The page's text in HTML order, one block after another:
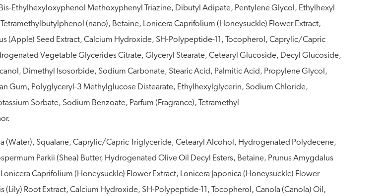
Ethylhexyloxyphenol Methoxyphenyl Triazine, Dibutyl Adipate, Pentylene Glycol, Ethylhexyl
(nano), Betaine, Lonicera Caprifolium (Honeysuckle) Flower Extract,
(Apple) Seed Extract, Calcium Hydroxide, SH-Polypeptide-11, Tocopherol, Caprylic/Capric
Vegetable Glycerides Citrate, Glyceryl Stearate, Cetearyl Glucoside, Decyl Glucoside,
Dimethyl Isosorbide, Sodium Carbonate, Stearic Acid, Palmitic Acid, Propylene Glycol,
Gum, Polyglyceryl-3 Methylglucose Distearate, Ethylhexylglycerin, Sodium Chloride,
Sorbate, Sodium Benzoate, Parfum (Fragrance), Tetramethyl
(Water), Squalane, Caprylic/Capric Triglyceride, Cetearyl Alcohol, Hydrogenated Polydecene,
Parkii (Shea) Butter, Hydrogenated Olive Oil Decyl Esters, Betaine, Prunus Amygdalus
Caprifolium (Honeysuckle) Flower Extract, Lonicera Japonica (Honeysuckle) Flower
(Lily) Root Extract, Calcium Hydroxide, SH-Polypeptide-11, Tocopherol, Canola (Canola) Oil,